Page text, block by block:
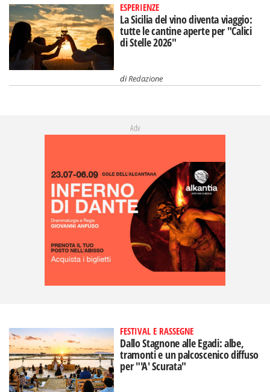
ESPERIENZE
La Sicilia del vino diventa viaggio:
tutte le cantine aperte per "Calici
di Stelle 2026"
diRedazione
Adv
FESTIVAL E RASSEGNE
Dallo Stagnone alle Egadi: albe,
tramonti e un palcoscenico diffuso
per "'A' Scurata"